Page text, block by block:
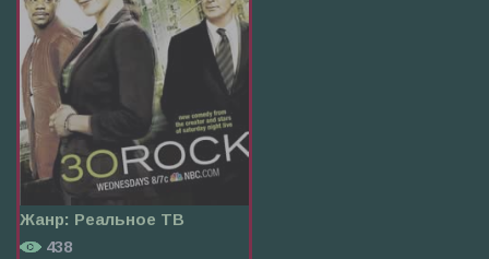
Жанр: Реальное ТВ
438